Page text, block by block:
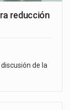
reducción
de la